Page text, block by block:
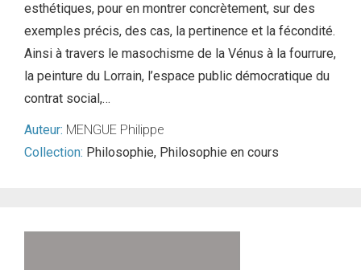
esthétiques, pour en montrer concrètement, sur des
exemples précis, des cas, la pertinence et la fécondité.
Ainsi à travers le masochisme de la Vénus à la fourrure,
la peinture du Lorrain, l’espace public démocratique du
contrat social,…
Auteur: MENGUE Philippe
Collection: Philosophie, Philosophie en cours